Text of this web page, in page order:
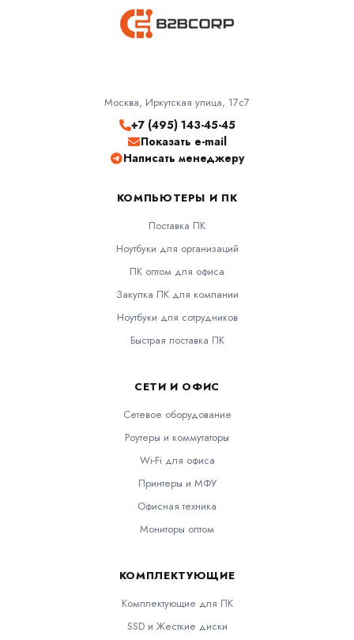
Москва, Иркутская улица, 17с7
+7 (495) 143-45-45
Показать e-mail
Написать менеджеру
КОМПЬЮТЕРЫ И ПК
Поставка ПК
Ноутбуки для организаций
ПК оптом для офиса
Закупка ПК для компании
Ноутбуки для сотрудников
Быстрая поставка ПК
СЕТИ И ОФИС
Сетевое оборудование
Роутеры и коммутаторы
Wi-Fi для офиса
Принтеры и МФУ
Офисная техника
Мониторы оптом
КОМПЛЕКТУЮЩИЕ
Комплектующие для ПК
SSD и Жесткие диски